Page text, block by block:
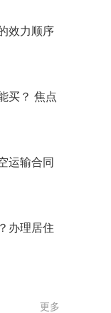
效力顺序
买？ 焦点
运输合同
办理居住
更多